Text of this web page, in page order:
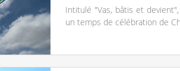
Intitulé "Vas, bâtis et
un temps de célébration de